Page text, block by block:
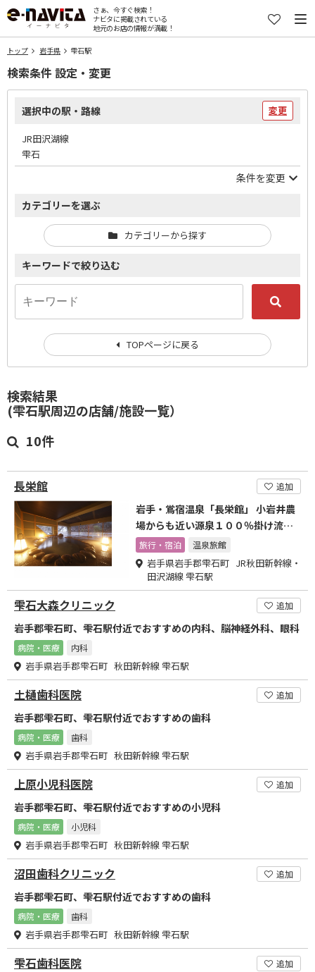
さぁ、今すぐ検索！
ナビタに掲載されている
地元のお店の情報が満載！
トップ 岩手県 雫石駅
検索結果
(雫石駅周辺の店舗/施設一覧）
10件
長栄館 追加
岩手・鴬宿温泉「長栄館」 小岩井農
場からも近い源泉１００％掛け流し
の温泉旅館
旅行・宿泊 温泉旅館
岩手県岩手郡雫石町 JR秋田新幹線・
田沢湖線 雫石駅
雫石大森クリニック 追加
岩手郡雫石町、雫石駅付近でおすすめの内科、脳神経外科、眼科
病院・医療 内科
岩手県岩手郡雫石町 秋田新幹線 雫石駅
土樋歯科医院 追加
岩手郡雫石町、雫石駅付近でおすすめの歯科
病院・医療 歯科
岩手県岩手郡雫石町 秋田新幹線 雫石駅
上原小児科医院 追加
岩手郡雫石町、雫石駅付近でおすすめの小児科
病院・医療 小児科
岩手県岩手郡雫石町 秋田新幹線 雫石駅
沼田歯科クリニック 追加
岩手郡雫石町、雫石駅付近でおすすめの歯科
病院・医療 歯科
岩手県岩手郡雫石町 秋田新幹線 雫石駅
雫石歯科医院 追加
検索条件 設定・変更
選択中の駅・路線 変更
JR田沢湖線
雫石
条件を変更
カテゴリーを選ぶ
カテゴリーから探す
キーワードで絞り込む
TOPページに戻る